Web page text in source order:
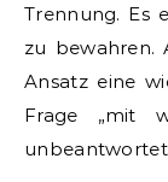
Trennung. Es
zu bewahren.
Ansatz eine
Frage „mit